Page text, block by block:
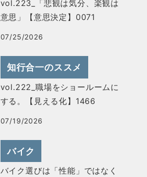
vol.223_「悲観は気分、楽観は
意思」【意思決定】0071
07/25/2026
知行合一のススメ
vol.222_職場をショールームに
する。【見える化】1466
07/19/2026
バイク
バイク選びは「性能」ではなく